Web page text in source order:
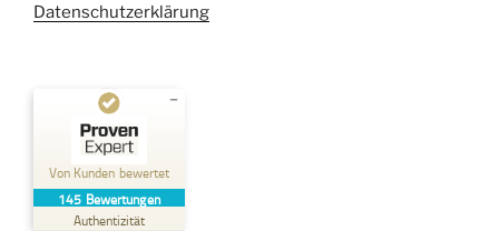
Datenschutzerklärung
Von Kunden bewertet
145 Bewertungen
Authentizität
Kundenbewertungen und Erfahrungen zu
Kehl Rechtsanwaltsgesellschaft mbH
SEHR GUT